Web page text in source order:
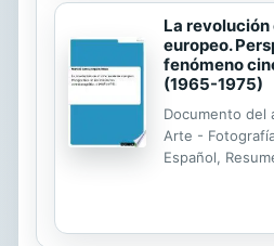
para desarrollar
Creación de
color,
tiene cabida en
convierte el
ameno y
La
europeo.
fenómeno
(1965-1975)
Documento del
Arte -
Español,
publicación
numerosas
ciernen sobre